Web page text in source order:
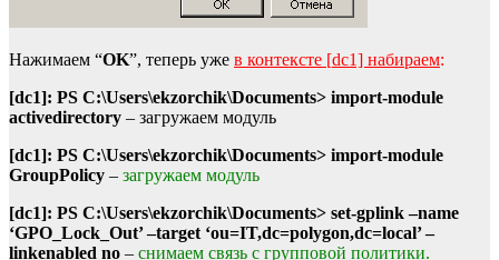
Нажимаем “OK”, теперь уже в контексте [dc1] набираем:
[dc1]: PS C:\Users\ekzorchik\Documents> import-module
activedirectory – загружаем модуль
[dc1]: PS C:\Users\ekzorchik\Documents> import-module
GroupPolicy – загружаем модуль
[dc1]: PS C:\Users\ekzorchik\Documents> set-gplink –name
‘GPO_Lock_Out’ –target ‘ou=IT,dc=polygon,dc=local’ –
linkenabled no – снимаем связь с групповой политики.